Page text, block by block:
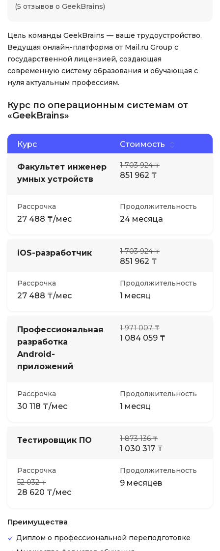
(5 отзывов о GeekBrains)
Цель команды GeekBrains — ваше трудоустройство.
Ведущая онлайн-платформа от Mail.ru Group с
государственной лицензией, создающая
современную систему образования и обучающая с
нуля актуальным профессиям.
Курс по операционным системам от
«GeekBrains»
Курс Стоимость
Факультет инженер
умных устройств
1 703 924 ₸
851 962 ₸
Рассрочка
27 488 ₸/мес
Продолжительность
24 месяца
iOS-разработчик 1 703 924 ₸
851 962 ₸
Рассрочка
27 488 ₸/мес
Продолжительность
1 месяц
Профессиональная
разработка
Android-
приложений
1 971 007 ₸
1 084 059 ₸
Рассрочка
30 118 ₸/мес
Продолжительность
1 месяц
Тестировщик ПО 1 873 136 ₸
1 030 317 ₸
Рассрочка
52 032 ₸
28 620 ₸/мес
Продолжительность
9 месяцев
Преимущества
Диплом о профессиональной переподготовке